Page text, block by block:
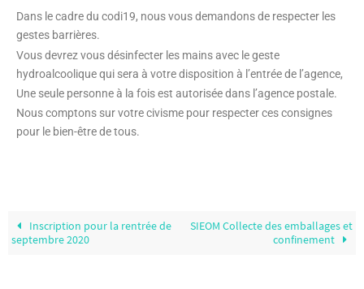
Dans le cadre du codi19, nous vous demandons de respecter les
gestes barrières.
Vous devrez vous désinfecter les mains avec le geste
hydroalcoolique qui sera à votre disposition à l’entrée de l’agence,
Une seule personne à la fois est autorisée dans l’agence postale.
Nous comptons sur votre civisme pour respecter ces consignes
pour le bien-être de tous.
Inscription pour la rentrée de
septembre 2020
SIEOM Collecte des emballages et
confinement